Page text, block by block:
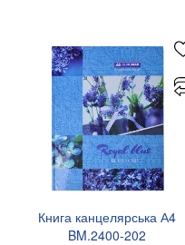
Книга канцелярська А4
BM.2400-202